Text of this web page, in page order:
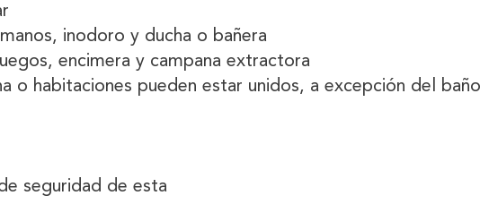
inodoro y ducha o bañera
encimera y campana extractora
o habitaciones pueden estar unidos, a excepción del
seguridad de esta